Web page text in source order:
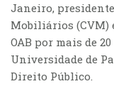
Janeiro,
Mobiliários (CVM)
OAB por mais de
Universidade de
Direito Público.